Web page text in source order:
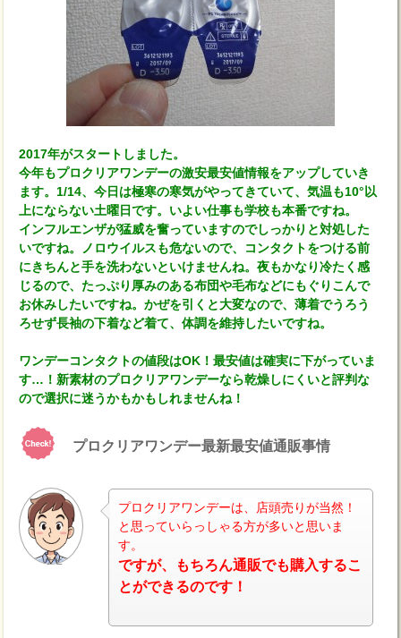
2017年がスタートしました。
今年もプロクリアワンデーの激安最安値情報をアップしていき
ます。1/14、今日は極寒の寒気がやってきていて、気温も10°以
上にならない土曜日です。いよい仕事も学校も本番ですね。
インフルエンザが猛威を奮っていますのでしっかりと対処した
いですね。ノロウイルスも危ないので、コンタクトをつける前
にきちんと手を洗わないといけませんね。夜もかなり冷たく感
じるので、たっぷり厚みのある布団や毛布などにもぐりこんで
お休みしたいですね。かぜを引くと大変なので、薄着でうろう
ろせず長袖の下着など着て、体調を維持したいですね。
ワンデーコンタクトの値段はOK！最安値は確実に下がっていま
す…！新素材のプロクリアワンデーなら乾燥しにくいと評判な
ので選択に迷うかもかもしれませんね！
プロクリアワンデー最新最安値通販事情
ナビ
プロクリアワンデーは、店頭売りが当然！
と思っていらっしゃる方が多いと思いま
す。
ですが、もちろん通販でも購入するこ
とができるのです！